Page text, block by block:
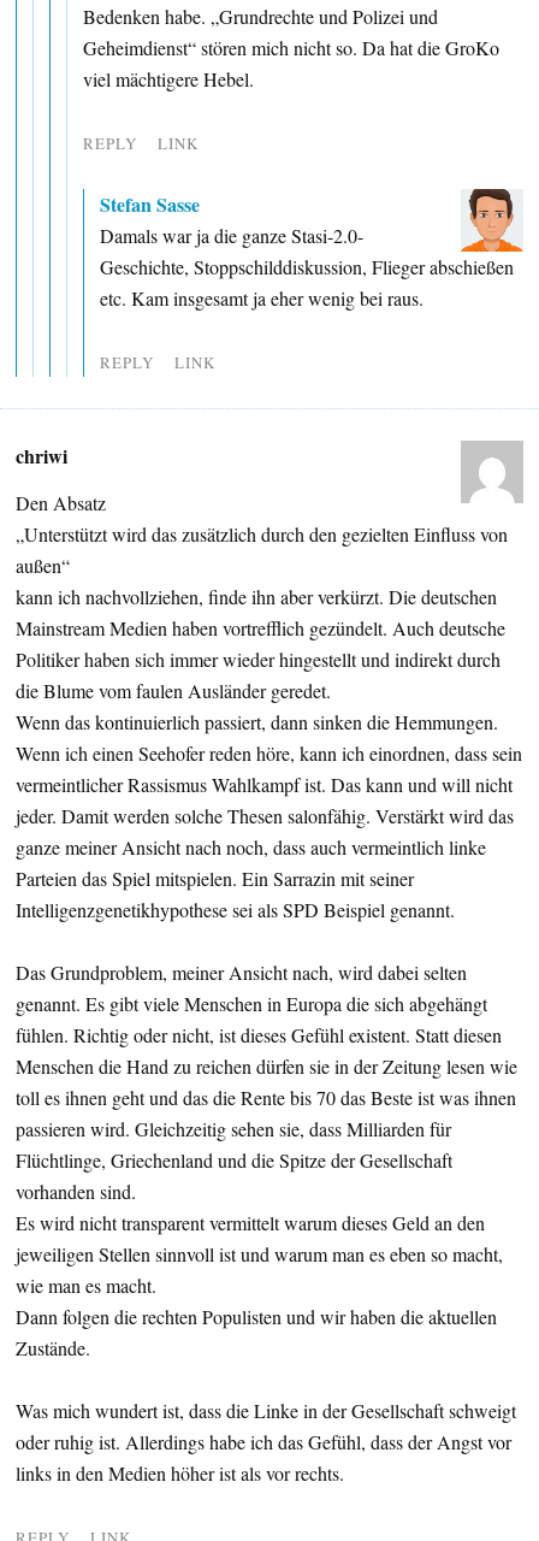
Bedenken habe. „Grundrechte und Polizei und
Geheimdienst“ stören mich nicht so. Da hat die GroKo
viel mächtigere Hebel.
REPLY LINK
Stefan Sasse
Damals war ja die ganze Stasi-2.0-
Geschichte, Stoppschilddiskussion, Flieger abschießen
etc. Kam insgesamt ja eher wenig bei raus.
REPLY LINK
chriwi
Den Absatz
„Unterstützt wird das zusätzlich durch den gezielten Einfluss von
außen“
kann ich nachvollziehen, finde ihn aber verkürzt. Die deutschen
Mainstream Medien haben vortrefflich gezündelt. Auch deutsche
Politiker haben sich immer wieder hingestellt und indirekt durch
die Blume vom faulen Ausländer geredet.
Wenn das kontinuierlich passiert, dann sinken die Hemmungen.
Wenn ich einen Seehofer reden höre, kann ich einordnen, dass sein
vermeintlicher Rassismus Wahlkampf ist. Das kann und will nicht
jeder. Damit werden solche Thesen salonfähig. Verstärkt wird das
ganze meiner Ansicht nach noch, dass auch vermeintlich linke
Parteien das Spiel mitspielen. Ein Sarrazin mit seiner
Intelligenzgenetikhypothese sei als SPD Beispiel genannt.
Das Grundproblem, meiner Ansicht nach, wird dabei selten
genannt. Es gibt viele Menschen in Europa die sich abgehängt
fühlen. Richtig oder nicht, ist dieses Gefühl existent. Statt diesen
Menschen die Hand zu reichen dürfen sie in der Zeitung lesen wie
toll es ihnen geht und das die Rente bis 70 das Beste ist was ihnen
passieren wird. Gleichzeitig sehen sie, dass Milliarden für
Flüchtlinge, Griechenland und die Spitze der Gesellschaft
vorhanden sind.
Es wird nicht transparent vermittelt warum dieses Geld an den
jeweiligen Stellen sinnvoll ist und warum man es eben so macht,
wie man es macht.
Dann folgen die rechten Populisten und wir haben die aktuellen
Zustände.
Was mich wundert ist, dass die Linke in der Gesellschaft schweigt
oder ruhig ist. Allerdings habe ich das Gefühl, dass der Angst vor
links in den Medien höher ist als vor rechts.